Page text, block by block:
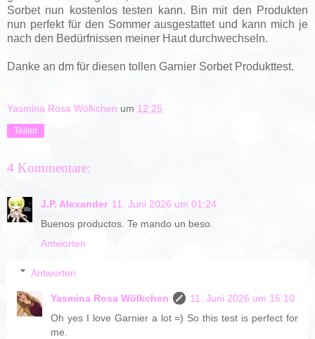
Sorbet nun kostenlos testen kann. Bin mit den Produkten
nun perfekt für den Sommer ausgestattet und kann mich je
nach den Bedürfnissen meiner Haut durchwechseln.
Danke an dm für diesen tollen Garnier Sorbet Produkttest.
Yasmina Rosa Wölkchen um 12:25
Teilen
4 Kommentare:
J.P. Alexander 11. Juni 2026 um 01:24
Buenos productos. Te mando un beso.
Antworten
Antworten
Yasmina Rosa Wölkchen
11. Juni 2026 um 15:10
Oh yes I love Garnier a lot =) So this test is perfect for
me.